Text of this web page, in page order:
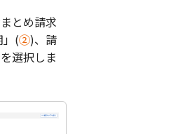
とめ請求
」(➁)、請
選択しま